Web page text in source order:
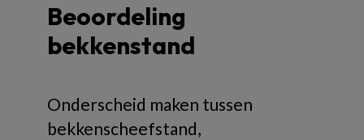
Beoordeling
bekkenstand
Onderscheid maken tussen
bekkenscheefstand,